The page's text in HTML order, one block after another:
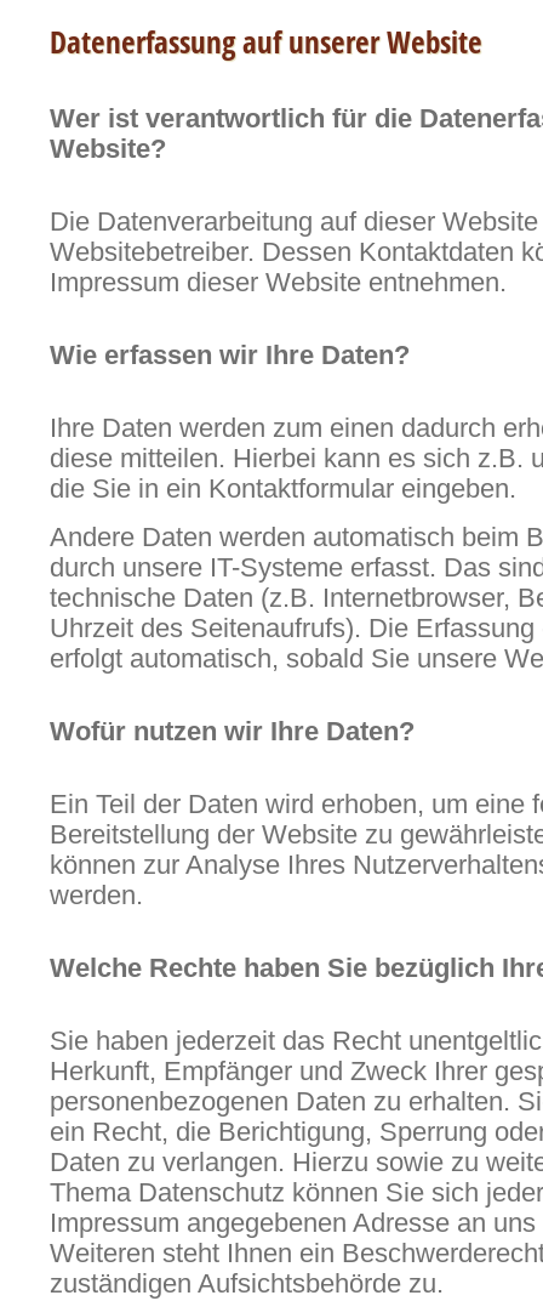
Datenerfassung auf unserer Website
Wer ist verantwortlich für die
Website?
Die Datenverarbeitung auf dieser
Websitebetreiber. Dessen Kontaktdaten
Impressum dieser Website entnehmen.
Wie erfassen wir Ihre Daten?
Ihre Daten werden zum einen dadurch
diese mitteilen. Hierbei kann es sich z.B.
die Sie in ein Kontaktformular eingeben.
Andere Daten werden automatisch beim
durch unsere IT-Systeme erfasst. Das
technische Daten (z.B. Internetbrowser,
Uhrzeit des Seitenaufrufs). Die
erfolgt automatisch, sobald Sie unsere
Wofür nutzen wir Ihre Daten?
Ein Teil der Daten wird erhoben, um eine
Bereitstellung der Website zu
können zur Analyse Ihres
werden.
Welche Rechte haben Sie bezüglich
Sie haben jederzeit das Recht
Herkunft, Empfänger und Zweck Ihrer
personenbezogenen Daten zu erhalten.
ein Recht, die Berichtigung, Sperrung
Daten zu verlangen. Hierzu sowie zu
Thema Datenschutz können Sie sich
Impressum angegebenen Adresse an
Weiteren steht Ihnen ein
zuständigen Aufsichtsbehörde zu.